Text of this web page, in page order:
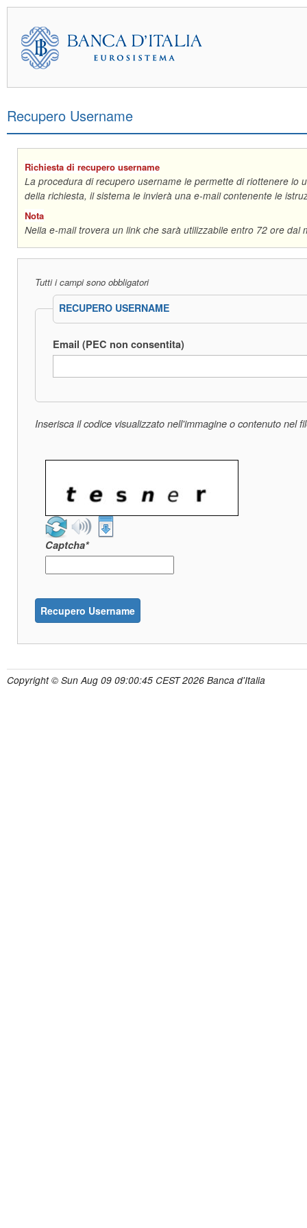
Recupero Username
Richiesta di recupero username
La procedura di recupero username le permette di riottenere lo
della richiesta, il sistema le invierà una e-mail contenente le
Nota
Nella e-mail trovera un link che sarà utilizzabile entro 72 ore dal
Tutti i campi sono obbligatori
RECUPERO USERNAME
Email (PEC non consentita)
Inserisca il codice visualizzato nell'immagine o contenuto nel
Captcha*
Copyright © Sun Aug 09 09:00:45 CEST 2026 Banca d'Italia